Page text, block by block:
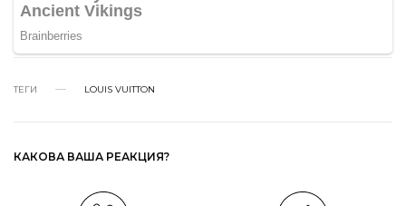
ТЕГИ LOUIS VUITTON
КАКОВА ВАША РЕАКЦИЯ?